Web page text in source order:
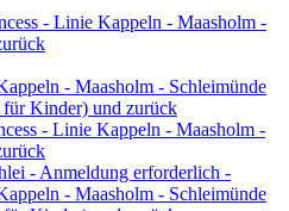
- Linie Kappeln - Maasholm -
- Maasholm - Schleimünde
Kinder) und zurück
- Linie Kappeln - Maasholm -
- Anmeldung erforderlich -
- Maasholm - Schleimünde